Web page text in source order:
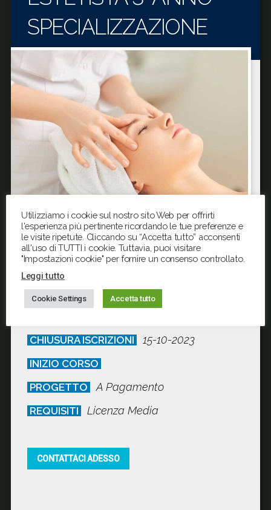
SPECIALIZZAZIONE
DURATA DEL CORSO Biennale (1800 Ore)
CHIUSURA ISCRIZIONI 15-10-2023
INIZIO CORSO
PROGETTO
A Pagamento
REQUISITI Licenza Media
CONTATTACI ADESSO
Utilizziamo i cookie sul nostro sito Web per offrirti
l'esperienza più pertinente ricordando le tue preferenze e
le visite ripetute. Cliccando su “Accetta tutto” acconsenti
all'uso di TUTTI i cookie. Tuttavia, puoi visitare
"Impostazioni cookie" per fornire un consenso controllato.
Leggi tutto
Cookie Settings Accetta tutto